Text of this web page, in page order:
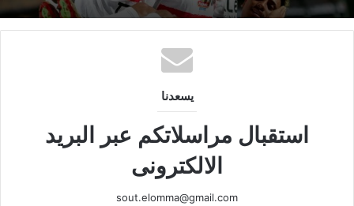
يسعدنا
استقبال مراسلاتكم عبر البريد
الالكترونى
sout.elomma@gmail.com